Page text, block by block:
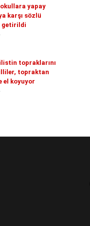
yapay
karşı sözlü
getirildi
topraklarını
topraktan
el koyuyor